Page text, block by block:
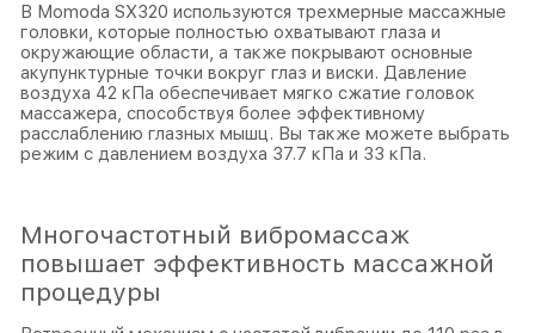
В Momoda SX320 используются трехмерные массажные
головки, которые полностью охватывают глаза и
окружающие области, а также покрывают основные
акупунктурные точки вокруг глаз и виски. Давление
воздуха 42 кПа обеспечивает мягко сжатие головок
массажера, способствуя более эффективному
расслаблению глазных мышц. Вы также можете выбрать
режим с давлением воздуха 37.7 кПа и 33 кПа.
Многочастотный вибромассаж
повышает эффективность массажной
процедуры